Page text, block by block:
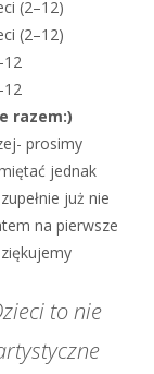
(2–12)
(2–12)
razem:)
prosimy
jednak
już nie
na pierwsze
to nie